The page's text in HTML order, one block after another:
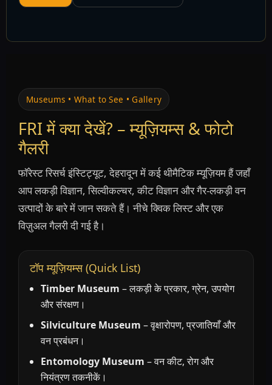
Museums • What to See • Gallery
FRI में क्या देखें? – म्यूज़ियम्स & फोटो
गैलरी
फॉरेस्ट रिसर्च इंस्टिट्यूट, देहरादून में कई थीमैटिक म्यूज़ियम हैं जहाँ
आप लकड़ी विज्ञान, सिल्वीकल्चर, कीट विज्ञान और गैर-लकड़ी वन
उत्पादों के बारे में जान सकते हैं। नीचे क्विक लिस्ट और एक
विज़ुअल गैलरी दी गई है।
टॉप म्यूज़ियम्स (Quick List)
Timber Museum – लकड़ी के प्रकार, ग्रेन, उपयोग
और संरक्षण।
Silviculture Museum – वृक्षारोपण, प्रजातियाँ और
वन प्रबंधन।
Entomology Museum – वन कीट, रोग और
नियंत्रण तकनीकें।